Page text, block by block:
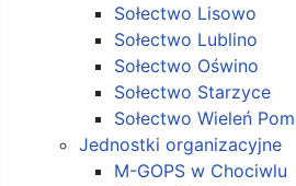
Sołectwo Lisowo
Sołectwo Lublino
Sołectwo Oświno
Sołectwo Starzyce
Sołectwo Wieleń
Jednostki organizacyjne
M-GOPS w Chociwlu